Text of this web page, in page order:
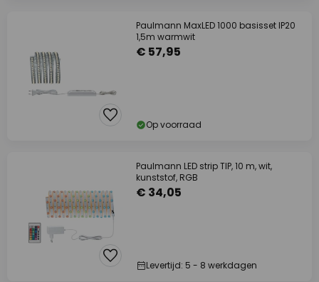
Paulmann MaxLED 1000 basisset IP20
1,5m warmwit
€ 57,95
Op voorraad
Paulmann LED strip TIP, 10 m, wit,
kunststof, RGB
€ 34,05
Levertijd: 5 - 8 werkdagen